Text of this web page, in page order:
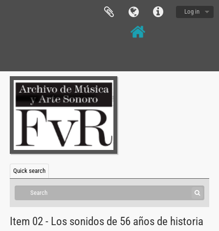
Log in
Quick search
Item 02 - Los sonidos de 56 años de historia
[Fonds] BAS - Buenos Aires Sonora, 2003 - 2011
[Series] BAS-DH - Documentos Hemerogáficos, 2003-2010
[Item] BAS-DH-07 - Puerto Madero cerró los festejos a toda música, 2004
[Item] BAS-DH-12 - El Bicentenario ya tiene su sede en la ciudad, 29 de enero de 2010
[Item] BAS-DH-10 - Voces de la ciudad, 28 de Enero de 2010